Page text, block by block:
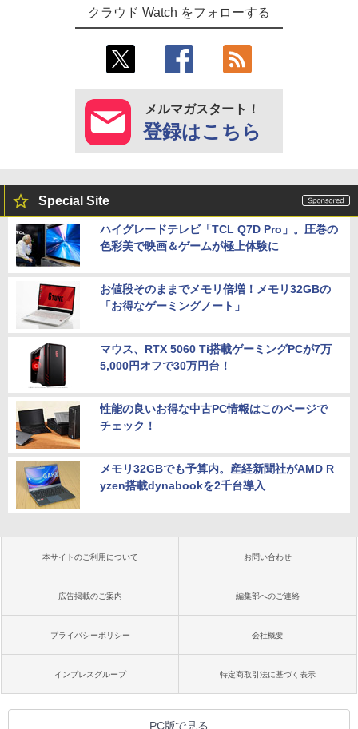
クラウド Watch をフォローする
メルマガスタート！
登録はこちら
Special Site
ハイグレードテレビ「TCL Q7D Pro」。圧巻の
色彩美で映画＆ゲームが極上体験に
お値段そのままでメモリ倍増！メモリ32GBの
「お得なゲーミングノート」
マウス、RTX 5060 Ti搭載ゲーミングPCが7万
5,000円オフで30万円台！
性能の良いお得な中古PC情報はこのページで
チェック！
メモリ32GBでも予算内。産経新聞社がAMD R
yzen搭載dynabookを2千台導入
本サイトのご利用について お問い合わせ
広告掲載のご案内 編集部へのご連絡
プライバシーポリシー 会社概要
インプレスグループ 特定商取引法に基づく表示
PC版で見る